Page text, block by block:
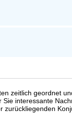
zeitlich geordnet
Sie interessante